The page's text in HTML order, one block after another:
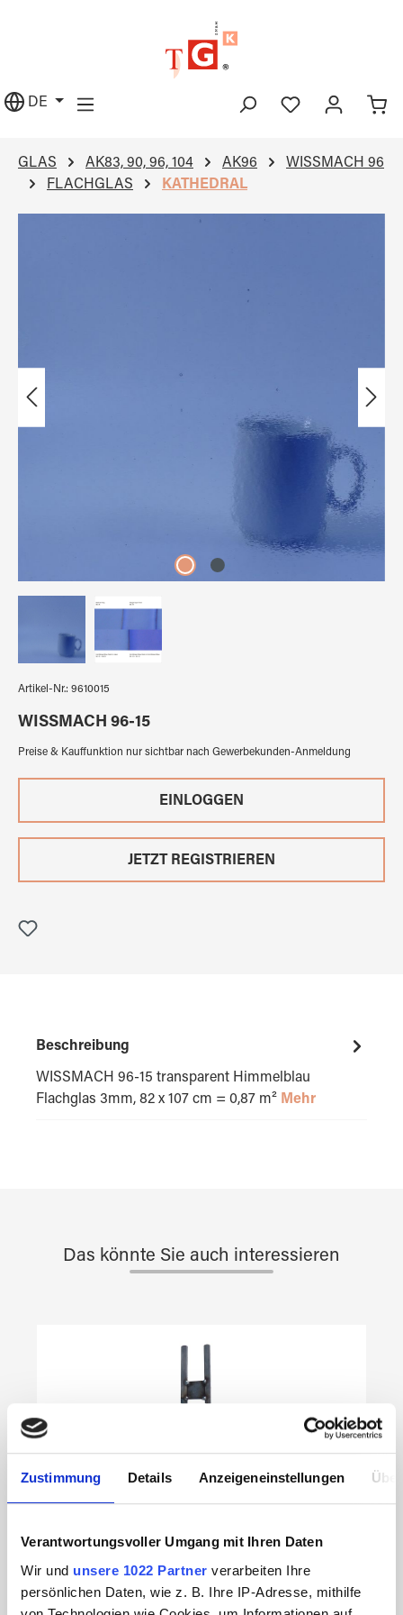
Zustimmung Details Anzeigeneinstellungen
Verantwortungsvoller Umgang mit Ihren Daten
Wir und unsere 1022 Partner verarbeiten Ihre
persönlichen Daten, wie z. B. Ihre IP-Adresse, mithilfe
DE
GLAS AK83, 90, 96, 104 AK96
WISSMACH 96
FLACHGLAS
KATHEDRAL
Artikel-Nr.: 9610015
WISSMACH 96-15
Preise & Kauffunktion nur sichtbar nach Gewerbekunden-Anmeldung
EINLOGGEN
JETZT REGISTRIEREN
Beschreibung
WISSMACH 96-15 transparent Himmelblau
Flachglas 3mm, 82 x 107 cm = 0,87 m² Mehr
Das könnte Sie auch interessieren